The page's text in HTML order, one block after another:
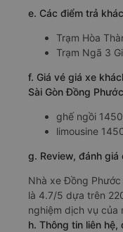
e. Các điểm trả
Trạm Hòa
Trạm Ngã 3
f. Giá vé giá xe
Sài Gòn Đồng Phước
ghế ngồi
limousine
g. Review, đánh
Nhà xe Đồng
là 4.7/5 dựa trên
nghiệm dịch vụ của
h. Thông tin liên